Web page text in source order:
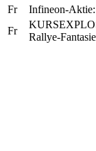
Fr
Infineon-Aktie:
Fr
Rallye-